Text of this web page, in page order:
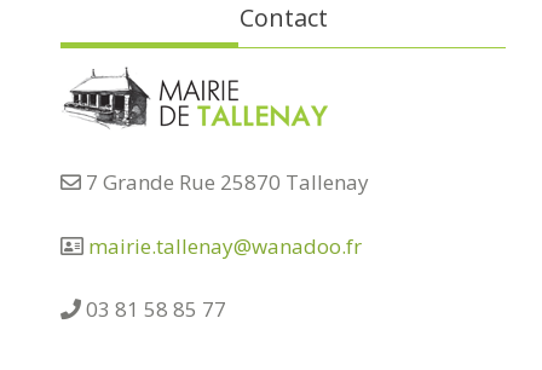
Contact
7 Grande Rue 25870 Tallenay
mairie.tallenay@wanadoo.fr
03 81 58 85 77